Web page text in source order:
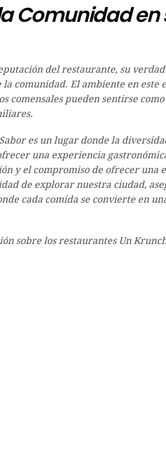
Comunidad
del restaurante, su
comunidad. El ambiente en este
comensales pueden sentirse
es un lugar donde la
una experiencia
y el compromiso de ofrecer una
de explorar nuestra ciudad,
cada comida se convierte en
sobre los restaurantes Un